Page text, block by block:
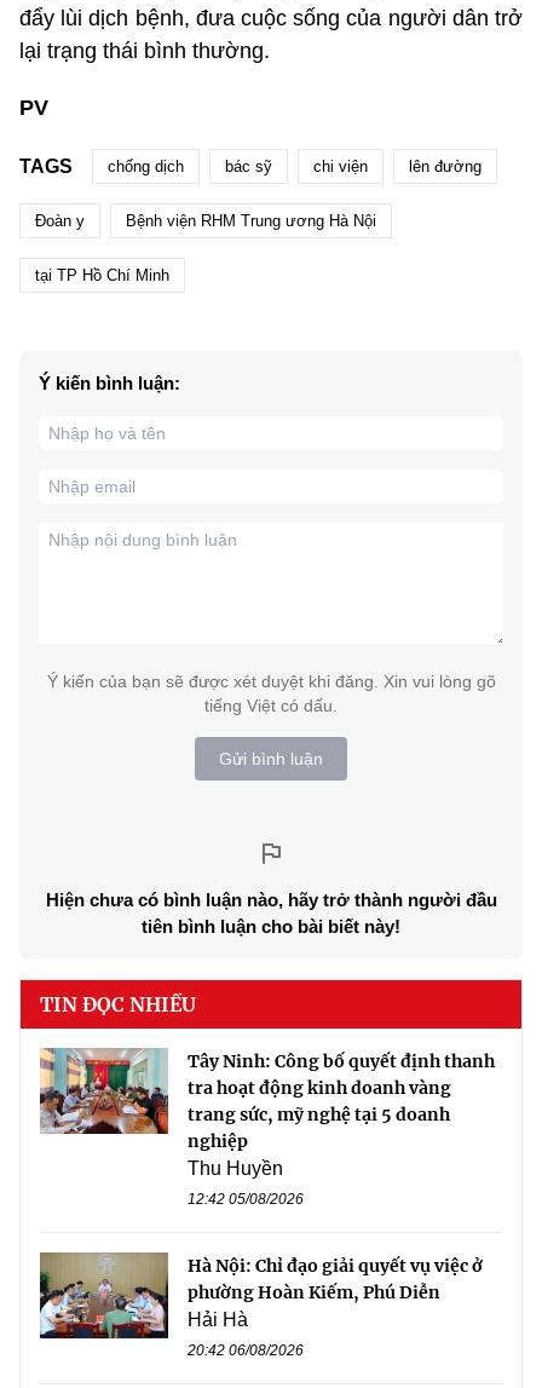
đẩy lùi dịch bệnh, đưa cuộc sống của người dân trở
lại trạng thái bình thường.
PV
TAGS chống dịch bác sỹ chi viện lên đường
Đoàn y Bệnh viện RHM Trung ương Hà Nội
tại TP Hồ Chí Minh
Ý kiến bình luận:
Ý kiến của bạn sẽ được xét duyệt khi đăng. Xin vui lòng gõ
tiếng Việt có dấu.
Gửi bình luận
Hiện chưa có bình luận nào, hãy trở thành người đầu
tiên bình luận cho bài biết này!
TIN ĐỌC NHIỀU
Tây Ninh: Công bố quyết định thanh
tra hoạt động kinh doanh vàng
trang sức, mỹ nghệ tại 5 doanh
nghiệp
Thu Huyền
12:42 05/08/2026
Hà Nội: Chỉ đạo giải quyết vụ việc ở
phường Hoàn Kiếm, Phú Diễn
Hải Hà
20:42 06/08/2026